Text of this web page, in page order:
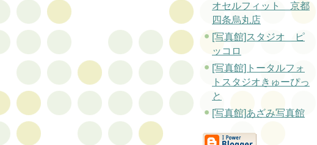
オセルフィット 京都
四条烏丸店
[写真館]スタジオ ピ
ッコロ
[写真館]トータルフォ
トスタジオきゅーぴっ
と
[写真館]あざみ写真館